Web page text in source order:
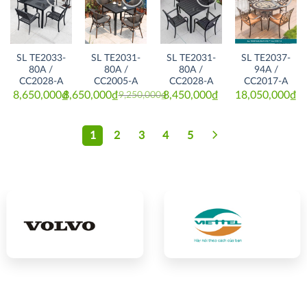
Thích
SL TE2033-
80A /
CC2028-A
8,650,000₫
Thích
SL TE2031-
80A /
CC2005-A
9,250,000₫
Original
8,650,000₫Current
Thích
SL TE2031-
80A /
CC2028-A
8,450,000₫
Thích
SL TE2037-
94A /
CC2017-A
18,050,000₫
1 2 3 4 5